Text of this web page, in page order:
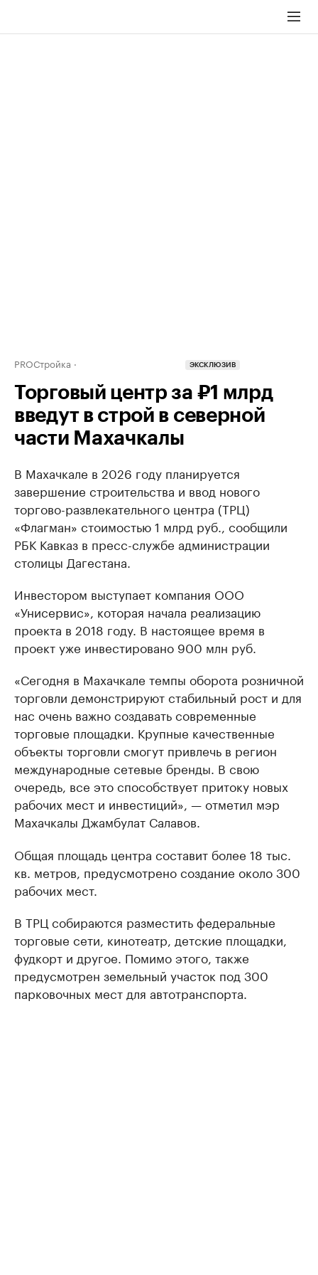
PROСтройка ЭКСКЛЮЗИВ
Торговый центр за ₽1 млрд
введут в строй в северной
части Махачкалы
В Махачкале в 2026 году планируется
завершение строительства и ввод нового
торгово-развлекательного центра (ТРЦ)
«Флагман» стоимостью 1 млрд руб., сообщили
РБК Кавказ в пресс-службе администрации
столицы Дагестана.
Инвестором выступает компания ООО
«Унисервис», которая начала реализацию
проекта в 2018 году. В настоящее время в
проект уже инвестировано 900 млн руб.
«Сегодня в Махачкале темпы оборота розничной
торговли демонстрируют стабильный рост и для
нас очень важно создавать современные
торговые площадки. Крупные качественные
объекты торговли смогут привлечь в регион
международные сетевые бренды. В свою
очередь, все это способствует притоку новых
рабочих мест и инвестиций», — отметил мэр
Махачкалы Джамбулат Салавов.
Общая площадь центра составит более 18 тыс.
кв. метров, предусмотрено создание около 300
рабочих мест.
В ТРЦ собираются разместить федеральные
торговые сети, кинотеатр, детские площадки,
фудкорт и другое. Помимо этого, также
предусмотрен земельный участок под 300
парковочных мест для автотранспорта.